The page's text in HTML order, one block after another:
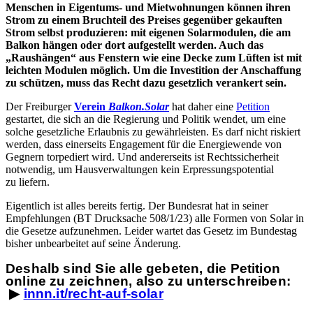
Menschen in Eigentums- und Mietwohnungen können ihren
Strom zu einem Bruchteil des Preises gegenüber gekauften
Strom selbst produzieren: mit eigenen Solarmodulen, die am
Balkon hängen oder dort aufgestellt werden. Auch das
„Raushängen“ aus Fenstern wie eine Decke zum Lüften ist mit
leichten Modulen möglich. Um die Investition der Anschaffung
zu schützen, muss das Recht dazu gesetzlich verankert sein.
Der FreiburgerVerein Balkon.Solarhat daher eine Petition
gestartet, die sich an die Regierung und Politik wendet, um eine
solche gesetzliche Erlaubnis zu gewährleisten. Es darf nicht riskiert
werden, dass einerseits Engagement für die Energiewende von
Gegnern torpediert wird. Und andererseits ist Rechtssicherheit
notwendig, um Hausverwaltungen kein Erpressungspotential
zu liefern.
Eigentlich ist alles bereits fertig. Der Bundesrat hat in seiner
Empfehlungen (BT Drucksache 508/1/23) alle Formen von Solar in
die Gesetze aufzunehmen. Leider wartet das Gesetz im Bundestag
bisher unbearbeitet auf seine Änderung.
Deshalb sind Sie alle gebeten, die Petition
online zu zeichnen, also zu unterschreiben:
▶︎ innn.it/recht-auf-solar